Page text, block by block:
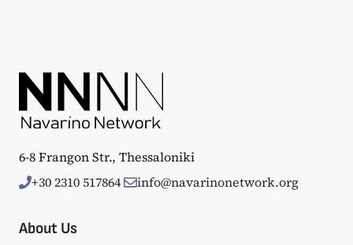
6-8 Frangon Str., Thessaloniki
+30 2310 517864
info@navarinonetwork.org
About Us